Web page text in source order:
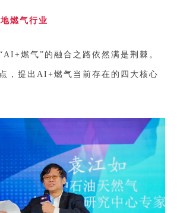
燃气行业
燃气”的融合之路依然满是荆棘。
，提出AI+燃气当前存在的四大核心